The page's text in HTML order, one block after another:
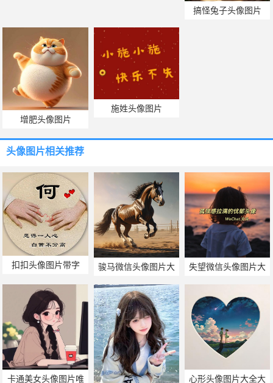
搞怪兔子头像图片
增肥头像图片
施姓头像图片
头像图片相关推荐
扣扣头像图片带字
骏马微信头像图片大
全
失望微信头像图片大
卡通美女头像图片唯 心形头像图片大全大